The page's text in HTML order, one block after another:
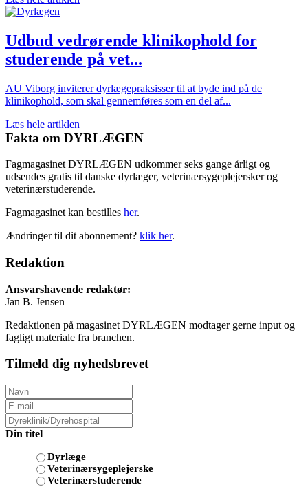
Udbud vedrørende klinikophold for
studerende på vet...
AU Viborg inviterer dyrlægepraksisser til at byde ind på de
klinikophold, som skal gennemføres som en del af...
Læs hele artiklen
Fakta om DYRLÆGEN
Fagmagasinet DYRLÆGEN udkommer seks gange årligt og
udsendes gratis til danske dyrlæger, veterinærsygeplejersker og
veterinærstuderende.
Fagmagasinet kan bestilles her.
Ændringer til dit abonnement? klik her.
Redaktion
Ansvarshavende redaktør:
Jan B. Jensen
Redaktionen på magasinet DYRLÆGEN modtager gerne input og
fagligt materiale fra branchen.
Tilmeld dig nyhedsbrevet
Din titel
Dyrlæge
Veterinærsygeplejerske
Veterinærstuderende